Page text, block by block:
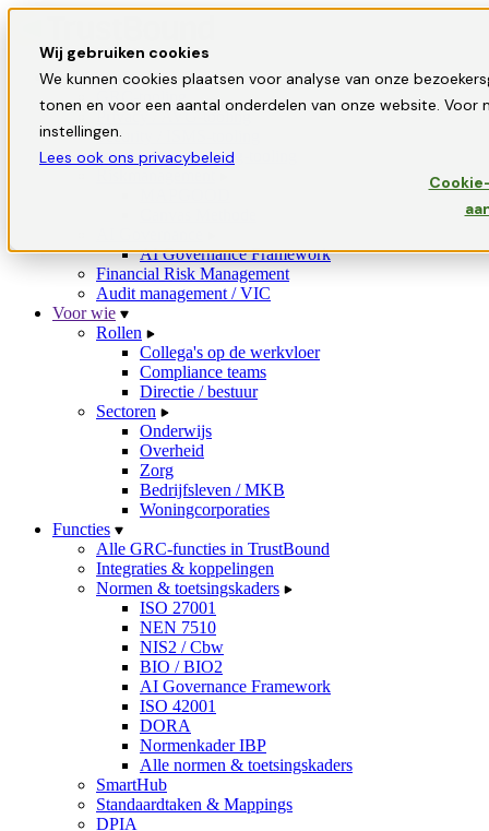
Wij gebruiken cookies
We kunnen cookies plaatsen voor analyse van onze
tonen en voor een aantal onderdelen van onze website.
instellingen.
Lees ook ons privacybeleid
Oplossingen
Privacy / AVG-tooling
Security / ISMS-tooling
Informatiebeveiliging-tooling
AI Governance Framework
Financial Risk Management
Audit management / VIC
Voor wie
Rollen
Collega's op de werkvloer
Compliance teams
Directie / bestuur
Sectoren
Onderwijs
Overheid
Zorg
Bedrijfsleven / MKB
Woningcorporaties
Functies
Alle GRC-functies in TrustBound
Integraties & koppelingen
Normen & toetsingskaders
ISO 27001
NEN 7510
NIS2 / Cbw
BIO / BIO2
AI Governance Framework
ISO 42001
DORA
Normenkader IBP
Alle normen & toetsingskaders
SmartHub
Standaardtaken & Mappings
DPIA